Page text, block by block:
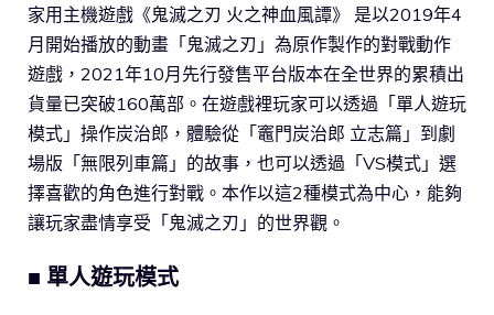
家用主機遊戲《鬼滅之刃 火之神血風譚》 是以2019年4
月開始播放的動畫「鬼滅之刃」為原作製作的對戰動作
遊戲，2021年10月先行發售平台版本在全世界的累積出
貨量已突破160萬部。在遊戲裡玩家可以透過「單人遊玩
模式」操作炭治郎，體驗從「竈門炭治郎 立志篇」到劇
場版「無限列車篇」的故事，也可以透過「VS模式」選
擇喜歡的角色進行對戰。本作以這2種模式為中心，能夠
讓玩家盡情享受「鬼滅之刃」的世界觀。
■ 單人遊玩模式